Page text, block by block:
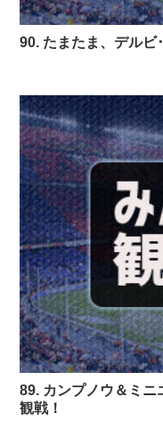
90. たまたま、デルビ
89. カンプノウ＆ミニ
観戦！